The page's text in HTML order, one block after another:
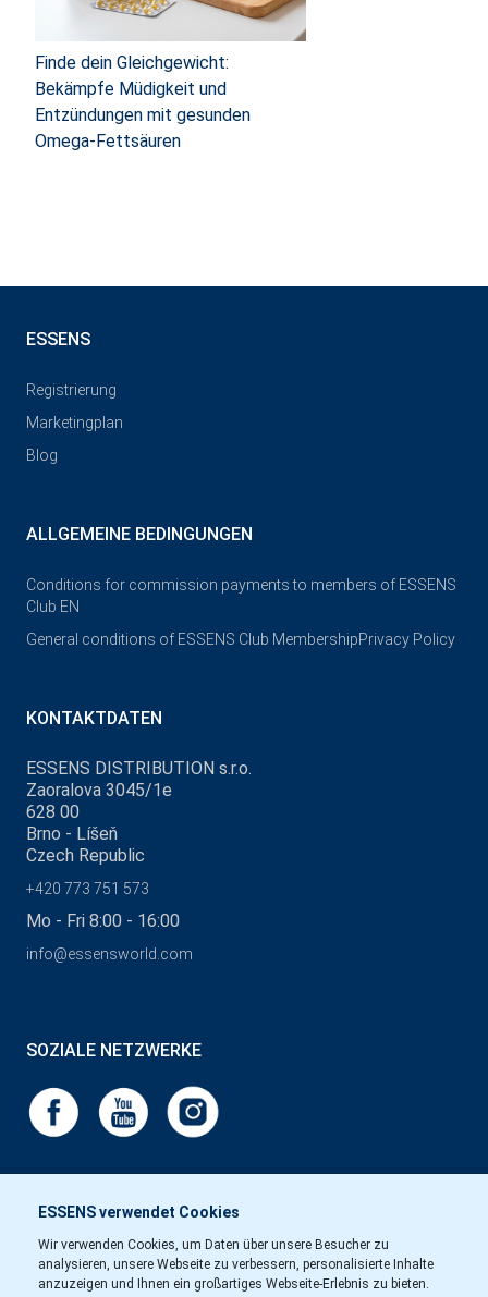
Finde dein Gleichgewicht:
Bekämpfe Müdigkeit und
Entzündungen mit gesunden
Omega-Fettsäuren
ESSENS verwendet Cookies
Wir verwenden Cookies, um Daten über unsere Besucher zu
analysieren, unsere Webseite zu verbessern, personalisierte Inhalte
anzuzeigen und Ihnen ein großartiges Webseite-Erlebnis zu bieten.
ESSENS
Registrierung
Marketingplan
Blog
ALLGEMEINE BEDINGUNGEN
Conditions for commission payments to members of ESSENS
Club EN
General conditions of ESSENS Club MembershipPrivacy Policy
KONTAKTDATEN
ESSENS DISTRIBUTION s.r.o.
Zaoralova 3045/1e
628 00
Brno - Líšeň
Czech Republic
+420 773 751 573
Mo - Fri 8:00 - 16:00
info@essensworld.com
SOZIALE NETZWERKE